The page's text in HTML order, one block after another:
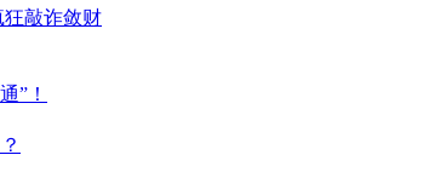
敲诈敛财
”！